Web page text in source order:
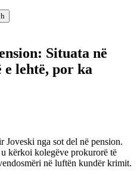
Situata në
lehtë, por ka
nga sot del në pension.
kërkoi kolegëve prokurorë të
në luftën kundër krimit.